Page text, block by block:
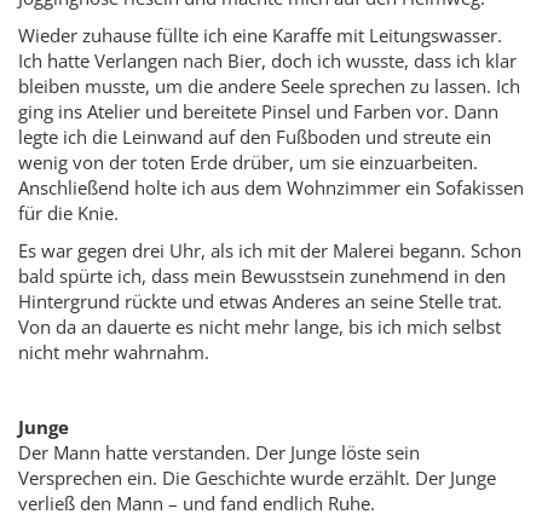
Wieder zuhause füllte ich eine Karaffe mit Leitungswasser.
Ich hatte Verlangen nach Bier, doch ich wusste, dass ich klar
bleiben musste, um die andere Seele sprechen zu lassen. Ich
ging ins Atelier und bereitete Pinsel und Farben vor. Dann
legte ich die Leinwand auf den Fußboden und streute ein
wenig von der toten Erde drüber, um sie einzuarbeiten.
Anschließend holte ich aus dem Wohnzimmer ein Sofakissen
für die Knie.
Es war gegen drei Uhr, als ich mit der Malerei begann. Schon
bald spürte ich, dass mein Bewusstsein zunehmend in den
Hintergrund rückte und etwas Anderes an seine Stelle trat.
Von da an dauerte es nicht mehr lange, bis ich mich selbst
nicht mehr wahrnahm.
Junge
Der Mann hatte verstanden. Der Junge löste sein
Versprechen ein. Die Geschichte wurde erzählt. Der Junge
verließ den Mann – und fand endlich Ruhe.